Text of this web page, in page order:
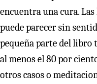
encuentra una cura.
puede parecer sin
pequeña parte del
al menos el 80 por
otros casos o